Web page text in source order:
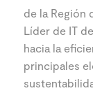
de la Región
Líder de IT
hacia la
principales